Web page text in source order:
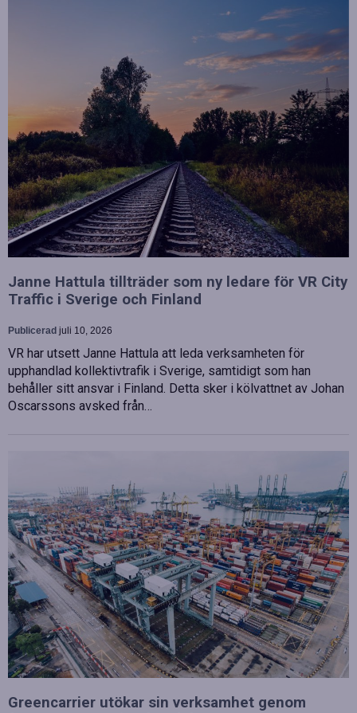
Janne Hattula tillträder som ny ledare för VR City
Traffic i Sverige och Finland
Publicerad juli 10, 2026
VR har utsett Janne Hattula att leda verksamheten för
upphandlad kollektivtrafik i Sverige, samtidigt som han
behåller sitt ansvar i Finland. Detta sker i kölvattnet av Johan
Oscarssons avsked från…
Greencarrier utökar sin verksamhet genom